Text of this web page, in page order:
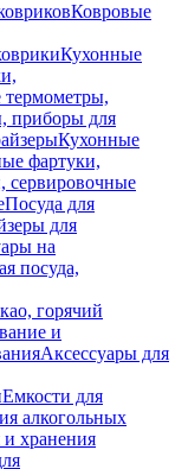
Ковровые
Кухонные
приборы для
Кухонные
фартуки,
сервировочные
Посуда для
для
на
посуда,
горячий
и
Аксессуары для
Емкости для
алкогольных
и хранения